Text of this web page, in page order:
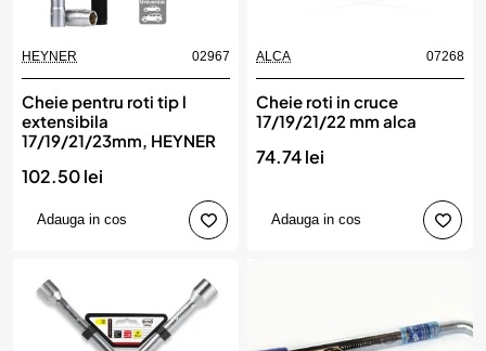
HEYNER 02967
Cheie pentru roti tip l
extensibila
17/19/21/23mm, HEYNER
102.50 lei
Adauga in cos
ALCA 07268
Cheie roti in cruce
17/19/21/22 mm alca
74.74 lei
Adauga in cos